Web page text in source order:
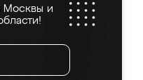
Москвы и